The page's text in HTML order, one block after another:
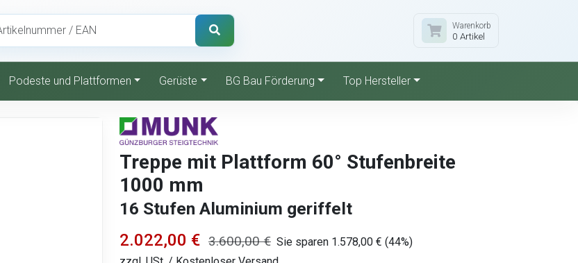
Warenkorb
0 Artikel
Podeste und Plattformen Gerüste BG Bau Förderung Top Hersteller
Treppe mit Plattform 60° Stufenbreite
1000 mm
16 Stufen Aluminium geriffelt
2.022,00 € 3.600,00 € Sie sparen 1.578,00 € (44%)